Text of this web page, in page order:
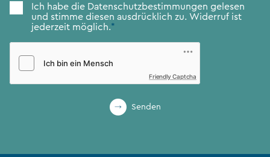
Zustimmung*
Ich habe die Datenschutzbestimmungen gelesen
und stimme diesen ausdrücklich zu. Widerruf ist
jederzeit möglich.*
Friendly Captcha
Senden